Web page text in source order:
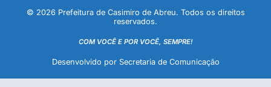
© 2026 Prefeitura de Casimiro de Abreu. Todos os direitos
reservados.
COM VOCÊ E POR VOCÊ, SEMPRE!
Desenvolvido por Secretaria de Comunicação